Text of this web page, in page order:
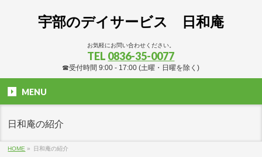
宇部のデイサービス 日和庵
お気軽にお問い合わせください。
TEL 0836-35-0077
☎受付時間 9:00 - 17:00 (土曜・日曜を除く)
MENU
日和庵の紹介
HOME » 日和庵の紹介